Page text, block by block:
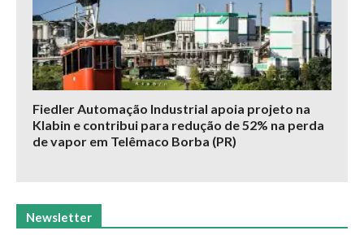
Fiedler Automação Industrial apoia projeto na
Klabin e contribui para redução de 52% na perda
de vapor em Telêmaco Borba (PR)
Newsletter